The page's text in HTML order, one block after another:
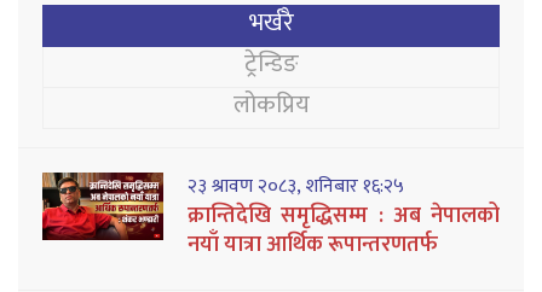
भर्खरै
ट्रेन्डिङ
लोकप्रिय
२३ श्रावण २०८३, शनिबार १६:२५
क्रान्तिदेखि समृद्धिसम्म : अब नेपालको
नयाँ यात्रा आर्थिक रूपान्तरणतर्फ